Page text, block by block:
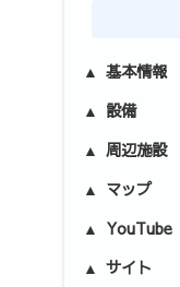
基本情報
設備
周辺施設
マップ
YouTube
サイト